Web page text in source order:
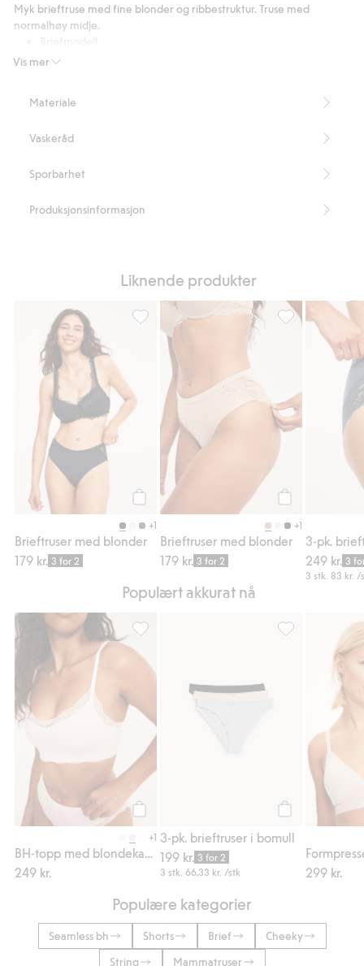
med
Vis mer
Myk brieftruse med fine blonder og ribbestruktur. Truse med
normalhøy midje.
Normal midje
Artikkelnummer
Materiale
Vaskeråd
Sporbarhet
Produksjonsinformasjon
Liknende produkter
Legg til
+1
Brieftruser med blonder
179 kr. 3 for 2
Brieftruser med blonder, Legg til i
+1
Brieftruser med blonder
179 kr. 3 for 2
Brieftruser
3-pk.
249 kr. 3
3 stk.83 kr. /
Populært akkurat nå
Legg til
+1
249 kr.
BH-topp med blondekanter, Legg til i
3-pk. brieftruser i bomull
199 kr. 3 for 2
3 stk.66,33 kr. /stk
3-pk.
299 kr.
Populære kategorier
Seamless bh Shorts Brief
Cheeky
String
Mammatruser